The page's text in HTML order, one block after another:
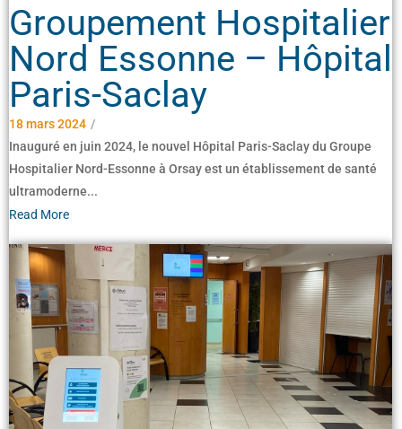
Groupement Hospitalier
Nord Essonne – Hôpital
Paris-Saclay
18 mars 2024 /
Inauguré en juin 2024, le nouvel Hôpital Paris-Saclay du Groupe
Hospitalier Nord-Essonne à Orsay est un établissement de santé
ultramoderne...
Read More